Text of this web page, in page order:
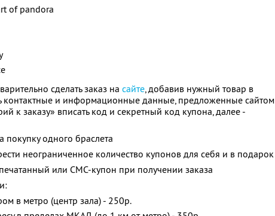
of pandora
сделать заказ на сайте, добавив нужный товар в
контактные и информационные данные, предложенные сайтом
к заказу» вписать код и секретный код купона, далее -
покупку одного браслета
неограниченное количество купонов для себя и в подарок
или СМС-купон при получении заказа
в метро (центр зала) - 250р.